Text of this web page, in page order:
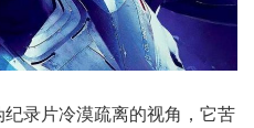
录片冷漠疏离的视角，它苦